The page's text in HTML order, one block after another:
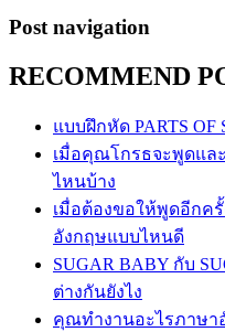
Post navigation
RECOMMEND
แบบฝึกหัด PARTS OF
เมื่อคุณโกรธจะพูดแล
ไหนบ้าง
เมื่อต้องขอให้พูดอีกค
อังกฤษแบบไหนดี
SUGAR BABY กับ
ต่างกันยังไง
คุณทำงานอะไรภาษา